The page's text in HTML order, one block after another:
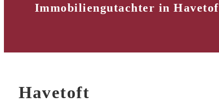
Immobiliengutachter in
Havetoft